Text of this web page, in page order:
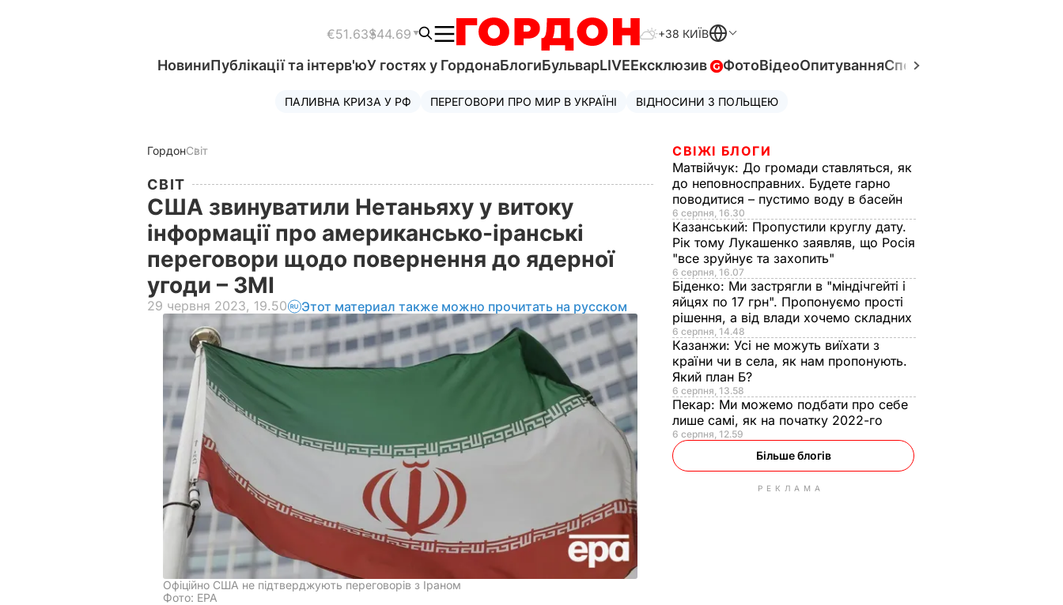
€51.63$44.69 +38 КИЇВ
НовиниПублікації та інтерв'юУ гостях у ГордонаБлогиБульварLIVEЕксклюзив ФотоВідеоОпитуванняСпецпроєкти
ПАЛИВНА КРИЗА У РФ ПЕРЕГОВОРИ ПРО МИР В УКРАЇНІ ВІДНОСИНИ З ПОЛЬЩЕЮ
ГордонСвіт
СВІТ
США звинуватили Нетаньяху у витоку
інформації про американсько-іранські
переговори щодо повернення до ядерної
угоди – ЗМІ
29 червня 2023, 19.50 Этот материал также можно прочитать на русском
Офіційно США не підтверджують переговорів з Іраном
Фото: ЕРА
СВІЖІ БЛОГИ
Матвійчук: До громади ставляться, як
до неповносправних. Будете гарно
поводитися – пустимо воду в басейн
6 серпня, 16.30
Казанський: Пропустили круглу дату.
Рік тому Лукашенко заявляв, що Росія
"все зруйнує та захопить"
6 серпня, 16.07
Біденко: Ми застрягли в "міндічгейті і
яйцях по 17 грн". Пропонуємо прості
рішення, а від влади хочемо складних
6 серпня, 14.48
Казанжи: Усі не можуть виїхати з
країни чи в села, як нам пропонують.
Який план Б?
6 серпня, 13.58
Пекар: Ми можемо подбати про себе
лише самі, як на початку 2022-го
6 серпня, 12.59
Більше блогів
РЕКЛАМА